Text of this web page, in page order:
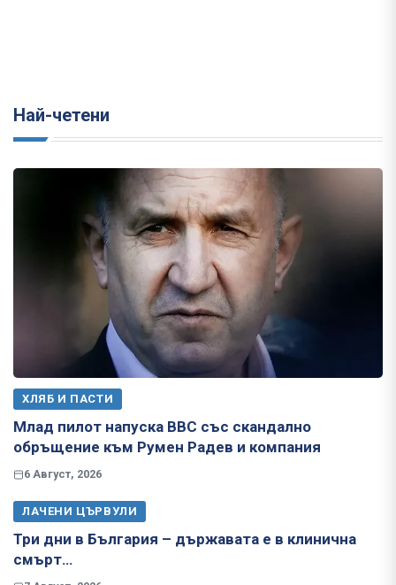
Най-четени
ХЛЯБ И ПАСТИ
Млад пилот напуска ВВС със скандално
обръщение към Румен Радев и компания
6 Август, 2026
ЛАЧЕНИ ЦЪРВУЛИ
Три дни в България – държавата е в клинична
смърт…